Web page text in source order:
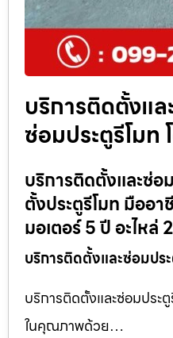
บริการติดตั้งแล
ซ่อมประตูรีโมท
บริการติดตั้งและซ่อ
ตั้งประตูรีโมท มืออ
มอเตอร์ 5 ปี อะไหล่
บริการติดตั้งและซ่อมปร
บริการติดตั้งและซ่อมประ
ในคุณภาพด้วย…